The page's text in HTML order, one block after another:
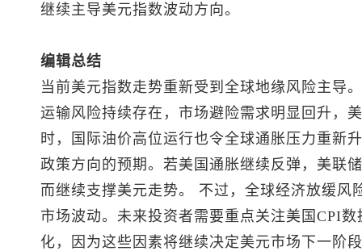
继续主导美元指数波动方向。
编辑总结
当前美元指数走势重新受到全球地缘风险主导
运输风险持续存在，市场避险需求明显回升，
时，国际油价高位运行也令全球通胀压力重新
政策方向的预期。若美国通胀继续反弹，美联
而继续支撑美元走势。 不过，全球经济放缓风
市场波动。未来投资者需要重点关注美国CPI
化，因为这些因素将继续决定美元市场下一阶